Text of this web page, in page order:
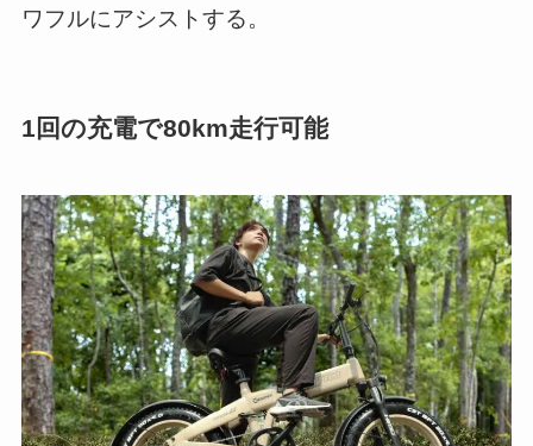
ワフルにアシストする。
1回の充電で80km走行可能